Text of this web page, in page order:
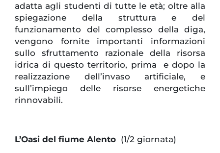
adatta agli studenti di tutte le età; oltre alla
spiegazione della struttura e del
funzionamento del complesso della diga,
vengono fornite importanti informazioni
sullo sfruttamento razionale della risorsa
idrica di questo territorio, prima e dopo la
realizzazione dell’invaso artificiale, e
sull’impiego delle risorse energetiche
rinnovabili.
L’Oasi del fiume Alento (1/2 giornata)